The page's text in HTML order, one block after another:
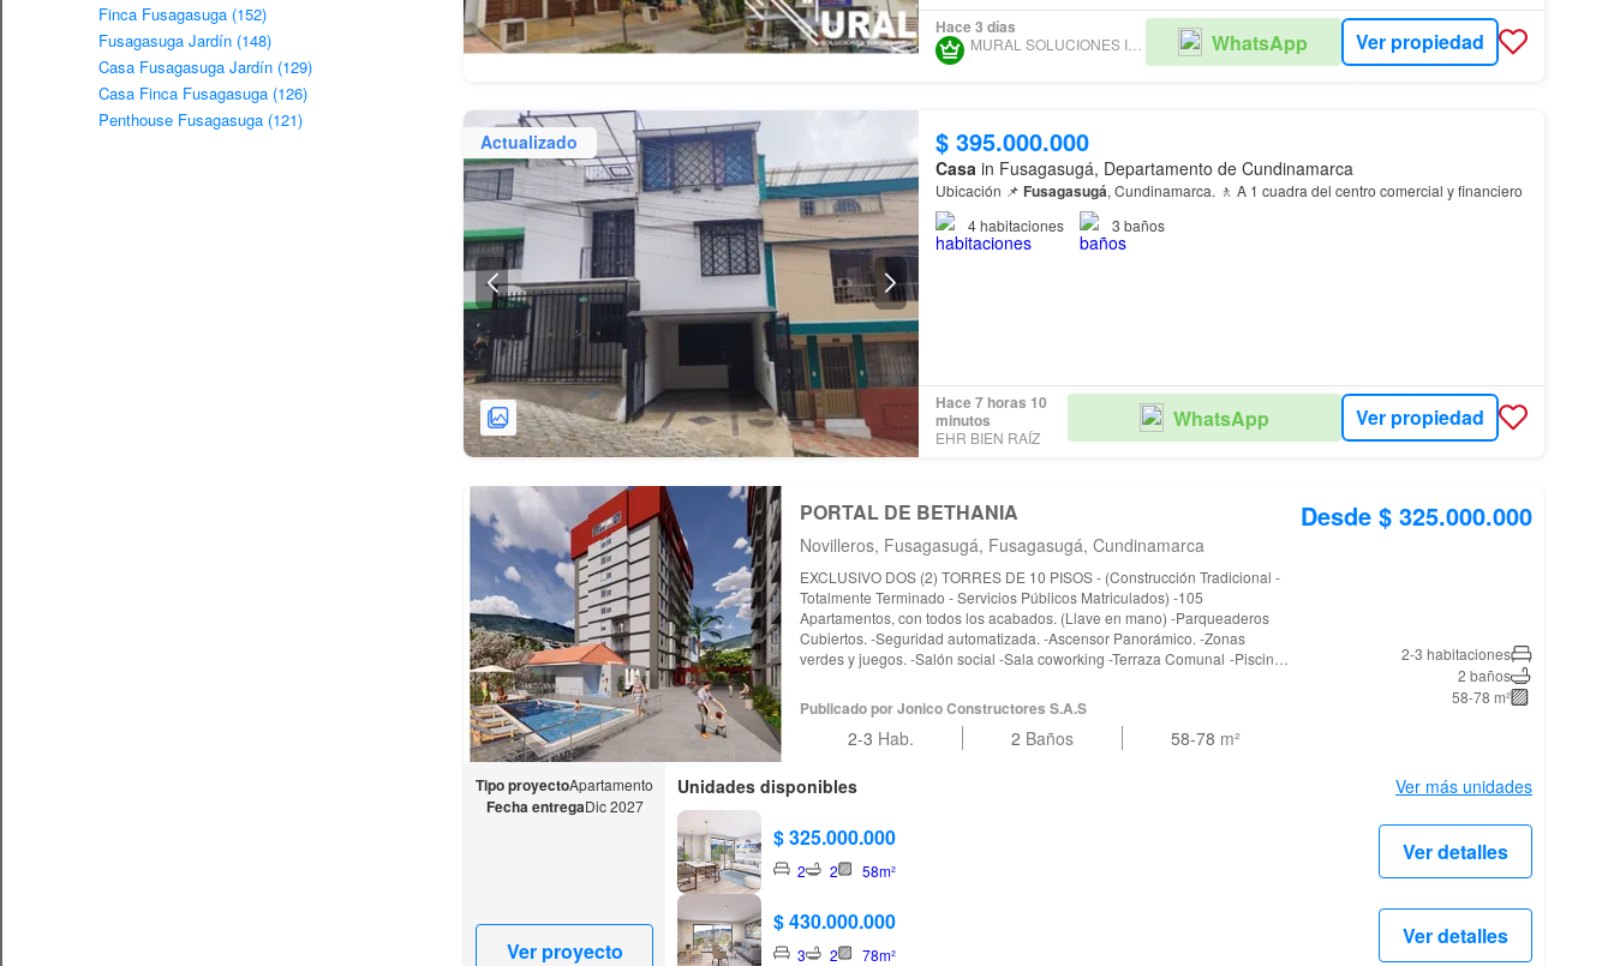
Finca Fusagasuga (152)
Fusagasuga Jardín (148)
Casa Fusagasuga Jardín (129)
Casa Finca Fusagasuga (126)
Penthouse Fusagasuga (121)
Hace 3 días
MURAL SOLUCIONES INMOBILIARIAS SAS WhatsApp Ver propiedad
Actualizado $ 395.000.000
Casa in Fusagasugá, Departamento de Cundinamarca
Ubicación 📌 Fusagasugá
, Cundinamarca. 🚶 A 1 cuadra del centro comercial y financiero
4habitaciones 3 baños
Hace 7 horas 10
minutos
EHR BIEN RAÍZ
WhatsApp Ver propiedad
PORTAL DE BETHANIA
Novilleros, Fusagasugá, Fusagasugá, Cundinamarca
EXCLUSIVO DOS (2) TORRES DE 10 PISOS - (Construcción Tradicional -
Totalmente Terminado - Servicios Públicos Matriculados) -105
Apartamentos, con todos los acabados. (Llave en mano) -Parqueaderos
Cubiertos. -Seguridad automatizada. -Ascensor Panorámico. -Zonas
verdes y juegos. -Salón social -Sala coworking -Terraza Comunal -Piscina
28.000.000 Excelente vista a los cerros, Ubicado en el sector de la Venta -
La Pampa. Ubicaciones cercanas: A 5 minutos del nuevo Hospital San
Rafael, del Centro Comercial La Querencia y de la Escuela de Policía.
torre 1 Palmeras 36 meses - torre 2 Flor Morado
Publicado por Jonico Constructores S.A.S
2-3 Hab. 2 Baños 58-78 m²
Desde $ 325.000.000
2-3 habitaciones
2 baños
58-78 m²
Tipo proyectoApartamento
Fecha entregaDic 2027
Ver proyecto
Unidades disponibles Ver más unidades
$ 325.000.000
2 2 58m²
Ver detalles
$ 430.000.000
3 2 78m²
Ver detalles